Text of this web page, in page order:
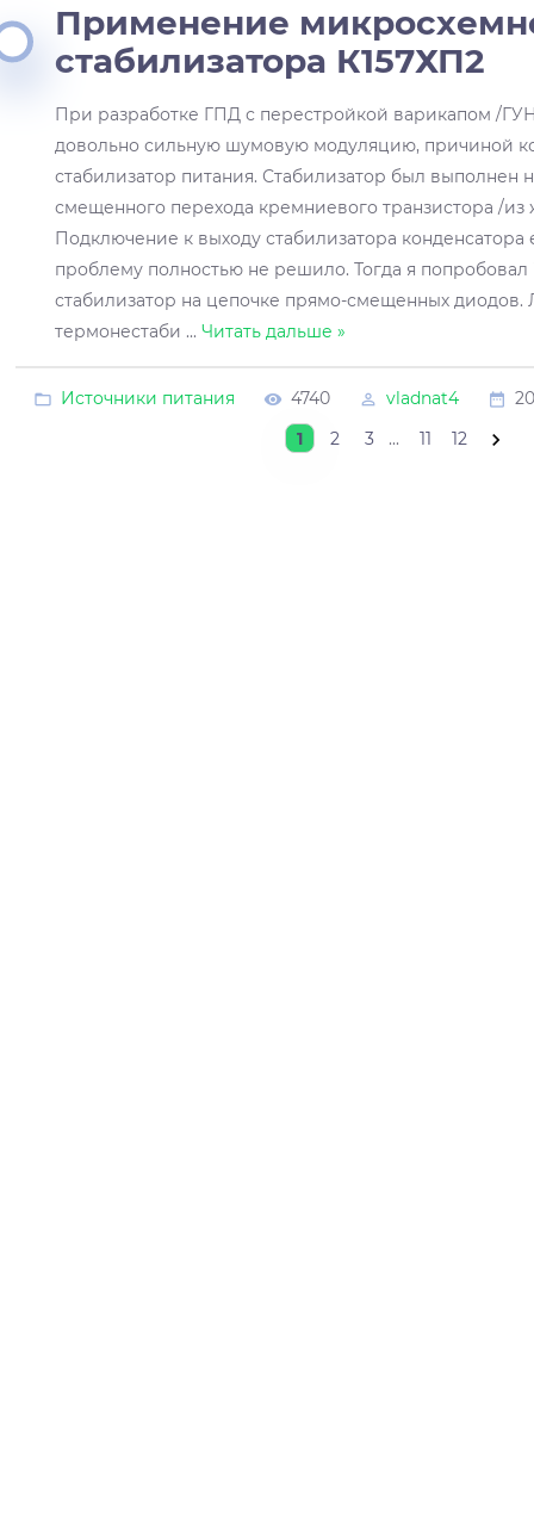
Применение
стабилизатора К157ХП2
При разработке ГПД с перестройкой варикапом /
довольно сильную шумовую модуляцию, причиной
стабилизатор питания. Стабилизатор был выполнен
смещенного перехода кремниевого транзистора /из
Подключение к выходу стабилизатора конденсатора
проблему полностью не решило. Тогда я
стабилизатор на цепочке прямо-смещенных диодов.
термонестаби ...Читать дальше »
Источники питания 4740 vladnat4
1
2 3 ... 11 12